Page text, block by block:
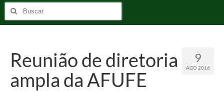
9
AGO 2016
Reunião de diretoria
ampla da AFUFE